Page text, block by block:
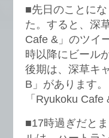
■先日のことに
た。すると、深
Cafe &」のツイ
時以降にビール
後期は、深草キ
B」があります
「Ryukoku
■17時過ぎだと